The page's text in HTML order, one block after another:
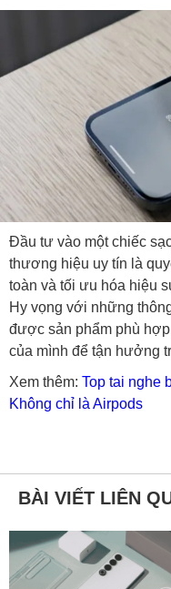
Đầu tư vào một chiếc
thương hiệu uy tín là
toàn và tối ưu hóa hiệu
Hy vọng với những
được sản phẩm phù
của mình để tận hưởng
Xem thêm: Top tai nghe
Không chỉ là Airpods
BÀI VIẾT LIÊN